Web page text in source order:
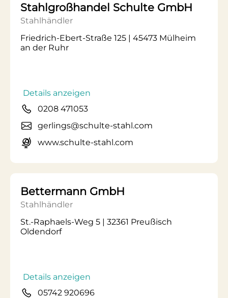
Stahlgroßhandel Schulte GmbH
Stahlhändler
Friedrich-Ebert-Straße 125 | 45473 Mülheim
an der Ruhr
Details anzeigen
0208 471053
gerlings@schulte-stahl.com
www.schulte-stahl.com
Bettermann GmbH
Stahlhändler
St.-Raphaels-Weg 5 | 32361 Preußisch
Oldendorf
Details anzeigen
05742 920696